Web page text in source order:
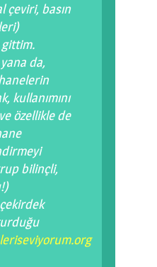
çeviri, basın
da,
kullanımını
özellikle de
bilinçli,